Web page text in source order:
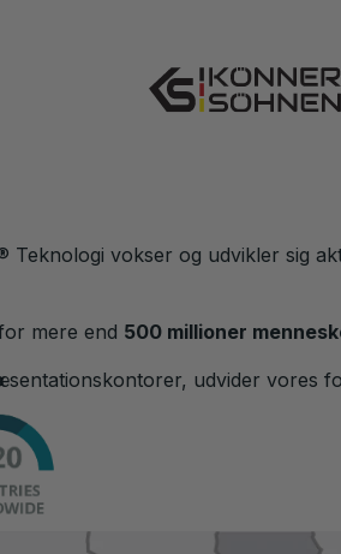
Teknologi vokser og udvikler sig
mere end 500 millioner
udvider vores